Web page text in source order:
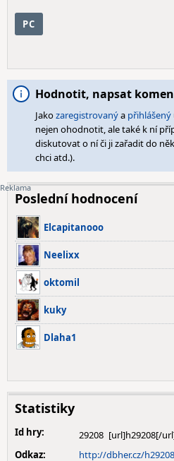
PC
Hodnotit, napsat
Jakozaregistrovanýa přihlášený
nejen ohodnotit, ale také k ní
diskutovat o ní či ji zařadit do
chci atd.).
Poslední hodnocení
Elcapitanooo
Neelixx
oktomil
kuky
Dlaha1
Statistiky
Id hry:
29208
Odkaz:
http://dbher.cz/h29208